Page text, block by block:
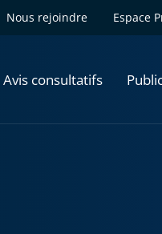
Nous rejoindre Espace
Avis consultatifs